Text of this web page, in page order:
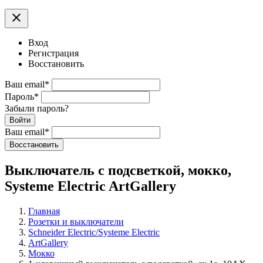
clear
Вход
Регистрация
Восстановить
Ваш email*
Пароль*
Забыли пароль?
Войти
Ваш email*
Воcстановить
Выключатель с подсветкой, мокко,
Systeme Electric ArtGallery
Главная
Розетки и выключатели
Schneider Electric/Systeme Electric
ArtGallery
Мокко